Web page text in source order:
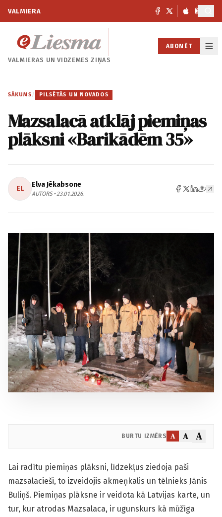
VALMIERA
VALMIERAS UNVIDZEMES ZIŅAS
ABONĒT
SĀKUMS / PILSĒTĀS UN NOVADOS
Mazsalacā atklāj piemiņas
plāksni «Barikādēm 35»
EL Elva Jēkabsone
AUTORS • 23.01.2026.
BURTU IZMĒRS A A A
Lai radītu piemiņas plāksni, līdzekļus ziedoja paši
mazsalacieši, to izveidojis akmeņkalis un tēlnieks Jānis
Buliņš. Piemiņas plāksne ir veidota kā Latvijas karte, un
tur, kur atrodas Mazsalaca, ir ugunskurs kā mūžīga